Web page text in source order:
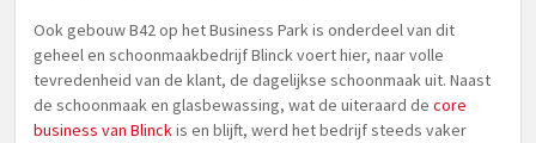
Ook gebouw B42 op het Business Park is onderdeel van dit
geheel en schoonmaakbedrijf Blinck voert hier, naar volle
tevredenheid van de klant, de dagelijkse schoonmaak uit. Naast
de schoonmaak en glasbewassing, wat de uiteraard de core
business van Blinckis en blijft, werd het bedrijf steeds vaker